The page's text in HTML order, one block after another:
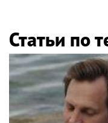
Статьи по